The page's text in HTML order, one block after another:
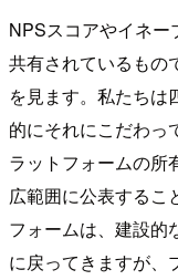
NPSスコアやイネー
共有されているもの
を見ます。私たちは
的にそれにこだわっ
ラットフォームの所
広範囲に公表するこ
フォームは、建設的
に戻ってきますが、